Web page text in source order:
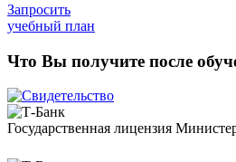
Запросить
учебный план
Что Вы получите после
Государственная лицензия